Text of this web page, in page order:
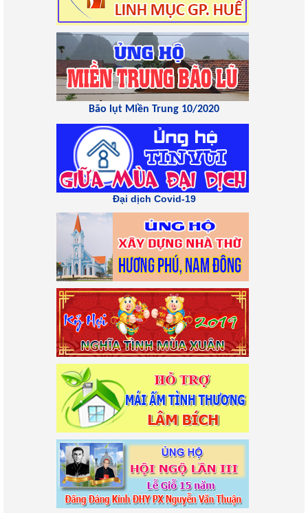
Bão lụt Miền Trung 10/2020
Đại dịch Covid-19